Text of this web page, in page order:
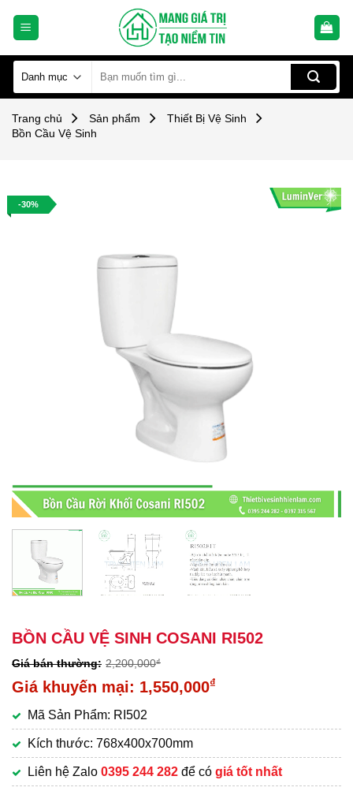
kiếm:
Trang chủ Sản phẩm
Thiết Bị Vệ Sinh
Bồn Cầu Vệ Sinh
-30%
BỒN CẦU VỆ SINH COSANI RI502
2,200,000₫
Giá
là:
2,200,000₫.
1,550,000₫
hiện
tại
là:
1,550,000₫.
Mã Sản Phẩm: RI502
Kích thước: 768x400x700mm
Liên hệ Zalo 0395 244 282 để có giá tốt nhất